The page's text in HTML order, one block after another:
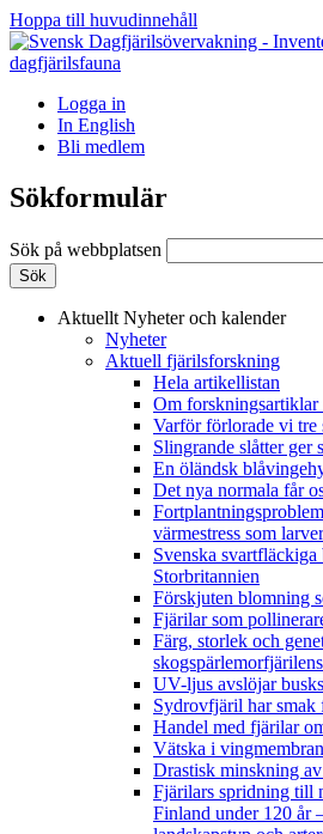
Hoppa till huvudinnehåll
Logga in
In English
Bli medlem
Sökformulär
Sök på webbplatsen
Aktuellt Nyheter och kalender
Nyheter
Aktuell fjärilsforskning
Hela artikellistan
Om forskningsartiklar
Varför förlorade vi tre
Slingrande slåtter ger
En öländsk
Det nya normala får
värmestress som larver
Svenska
Storbritannien
Förskjuten blomning
Fjärilar som
Färg, storlek och
UV-ljus avslöjar
Sydrovfjäril har smak
Handel med fjärilar
Vätska i
Drastisk minskning
Fjärilars spridning till
Finland under 120 år